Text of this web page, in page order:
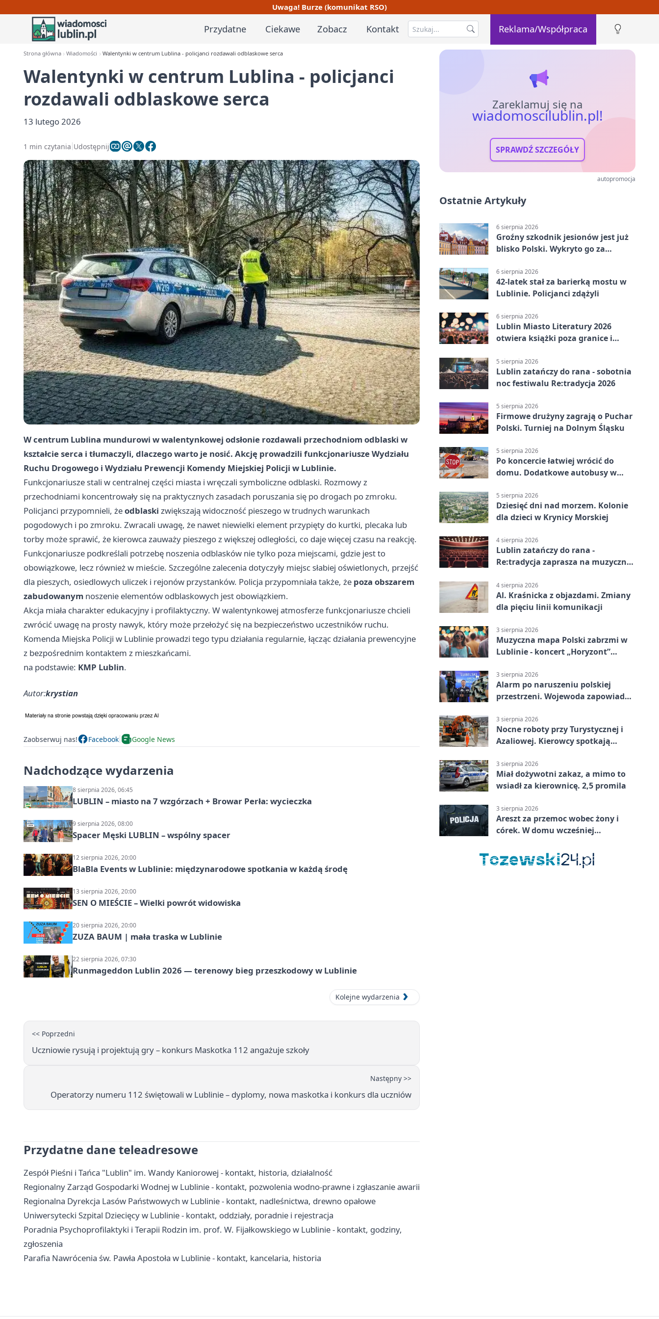
Uwaga! Burze (komunikat RSO)
Przydatne Ciekawe Zobacz Kontakt Reklama/Współpraca
Strona główna Wiadomości Walentynki w centrum Lublina - policjanci rozdawali odblaskowe serca
Walentynki w centrum Lublina - policjanci
rozdawali odblaskowe serca
13 lutego 2026
1 min czytania Udostępnij
W centrum Lublina mundurowi w walentynkowej odsłonie rozdawali przechodniom odblaski w
kształcie serca i tłumaczyli, dlaczego warto je nosić. Akcję prowadzili funkcjonariusze Wydziału
Ruchu Drogowego i Wydziału Prewencji Komendy Miejskiej Policji w Lublinie.
Funkcjonariusze stali w centralnej części miasta i wręczali symboliczne odblaski. Rozmowy z
przechodniami koncentrowały się na praktycznych zasadach poruszania się po drogach po zmroku.
Policjanci przypomnieli, żeodblaski zwiększają widoczność pieszego w trudnych warunkach
pogodowych i po zmroku. Zwracali uwagę, że nawet niewielki element przypięty do kurtki, plecaka lub
torby może sprawić, że kierowca zauważy pieszego z większej odległości, co daje więcej czasu na reakcję.
Funkcjonariusze podkreślali potrzebę noszenia odblasków nie tylko poza miejscami, gdzie jest to
obowiązkowe, lecz również w mieście. Szczególne zalecenia dotyczyły miejsc słabiej oświetlonych, przejść
dla pieszych, osiedlowych uliczek i rejonów przystanków. Policja przypomniała także, że poza obszarem
zabudowanym noszenie elementów odblaskowych jest obowiązkiem.
Akcja miała charakter edukacyjny i profilaktyczny. W walentynkowej atmosferze funkcjonariusze chcieli
zwrócić uwagę na prosty nawyk, który może przełożyć się na bezpieczeństwo uczestników ruchu.
Komenda Miejska Policji w Lublinie prowadzi tego typu działania regularnie, łącząc działania prewencyjne
z bezpośrednim kontaktem z mieszkańcami.
na podstawie: KMP Lublin.
Autor:krystian
Zaobserwuj nas! Facebook Google News
Nadchodzące wydarzenia
8 sierpnia 2026, 06:45
LUBLIN – miasto na 7 wzgórzach + Browar Perła: wycieczka
9 sierpnia 2026, 08:00
Spacer Męski LUBLIN – wspólny spacer
12 sierpnia 2026, 20:00
BlaBla Events w Lublinie: międzynarodowe spotkania w każdą środę
13 sierpnia 2026, 20:00
SEN O MIEŚCIE – Wielki powrót widowiska
20 sierpnia 2026, 20:00
ZUZA BAUM | mała traska w Lublinie
22 sierpnia 2026, 07:30
Runmageddon Lublin 2026 — terenowy bieg przeszkodowy w Lublinie
Kolejne wydarzenia
<< Poprzedni
Uczniowie rysują i projektują gry – konkurs Maskotka 112 angażuje szkoły
Następny >>
Operatorzy numeru 112 świętowali w Lublinie – dyplomy, nowa maskotka i konkurs dla uczniów
Przydatne dane teleadresowe
Zespół Pieśni i Tańca "Lublin" im. Wandy Kaniorowej - kontakt, historia, działalność
Regionalny Zarząd Gospodarki Wodnej w Lublinie - kontakt, pozwolenia wodno-prawne i zgłaszanie awarii
Regionalna Dyrekcja Lasów Państwowych w Lublinie - kontakt, nadleśnictwa, drewno opałowe
Uniwersytecki Szpital Dziecięcy w Lublinie - kontakt, oddziały, poradnie i rejestracja
Poradnia Psychoprofilaktyki i Terapii Rodzin im. prof. W. Fijałkowskiego w Lublinie - kontakt, godziny,
zgłoszenia
Parafia Nawrócenia św. Pawła Apostoła w Lublinie - kontakt, kancelaria, historia
Zareklamuj się na
wiadomoscilublin.pl!
SPRAWDŹ SZCZEGÓŁY
autopromocja
Ostatnie Artykuły
6 sierpnia 2026
Groźny szkodnik jesionów jest już
blisko Polski. Wykryto go za
6 sierpnia 2026
42-latek stał za barierką mostu w
Lublinie. Policjanci zdążyli
6 sierpnia 2026
Lublin Miasto Literatury 2026
otwiera książki poza granice i
5 sierpnia 2026
Lublin zatańczy do rana - sobotnia
noc festiwalu Re:tradycja 2026
5 sierpnia 2026
Firmowe drużyny zagrają o Puchar
Polski. Turniej na Dolnym Śląsku
5 sierpnia 2026
Po koncercie łatwiej wrócić do
domu. Dodatkowe autobusy w
5 sierpnia 2026
Dziesięć dni nad morzem. Kolonie
dla dzieci w Krynicy Morskiej
4 sierpnia 2026
Lublin zatańczy do rana -
Re:tradycja zaprasza na muzyczną
4 sierpnia 2026
Al. Kraśnicka z objazdami. Zmiany
dla pięciu linii komunikacji
3 sierpnia 2026
Muzyczna mapa Polski zabrzmi w
Lublinie - koncert „Horyzont”
3 sierpnia 2026
Alarm po naruszeniu polskiej
przestrzeni. Wojewoda zapowiada
3 sierpnia 2026
Nocne roboty przy Turystycznej i
Azaliowej. Kierowcy spotkają
3 sierpnia 2026
Miał dożywotni zakaz, a mimo to
wsiadł za kierownicę. 2,5 promila
3 sierpnia 2026
Areszt za przemoc wobec żony i
córek. W domu wcześniej